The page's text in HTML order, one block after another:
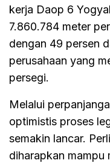
kerja Daop 6
7.860.784 meter
dengan 49 persen
perusahaan yang
persegi.
Melalui
optimistis proses
semakin lancar.
diharapkan mampu